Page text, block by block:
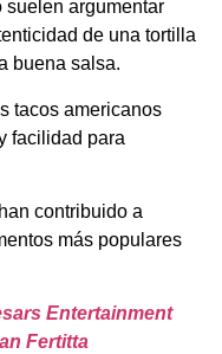
suelen argumentar
de una tortilla
buena salsa.
tacos americanos
facilidad para
contribuido a
más populares
Entertainment
Fertitta